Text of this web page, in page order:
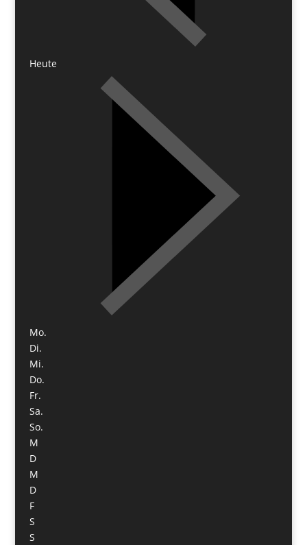
Heute
Mo.
Di.
Mi.
Do.
Fr.
Sa.
So.
M
D
M
D
F
S
S